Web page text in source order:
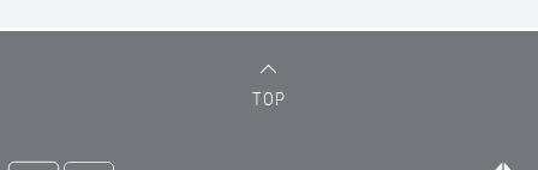
TOP